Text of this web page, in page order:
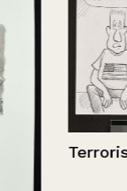
Terrorismo